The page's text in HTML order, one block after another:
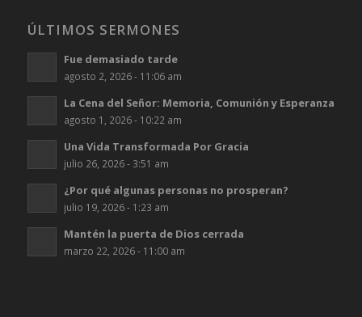
ÚLTIMOS SERMONES
Fue demasiado tarde
agosto 2, 2026 - 11:06 am
La Cena del Señor: Memoria, Comunión y Esperanza
agosto 1, 2026 - 10:22 am
Una Vida Transformada Por Gracia
julio 26, 2026 - 3:51 am
¿Por qué algunas personas no prosperan?
julio 19, 2026 - 1:23 am
Mantén la puerta de Dios cerrada
marzo 22, 2026 - 11:00 am